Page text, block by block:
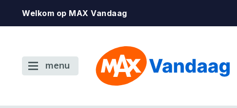
Welkom op MAX Vandaag
menu